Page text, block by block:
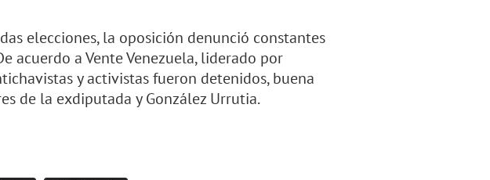
elecciones, la oposición denunció constantes
acuerdo a Vente Venezuela, liderado por
y activistas fueron detenidos, buena
de la exdiputada y González Urrutia.